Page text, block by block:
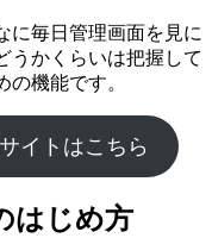
に毎日管理画面を見に
うかくらいは把握して
機能です。
イトはこちら
はじめ方